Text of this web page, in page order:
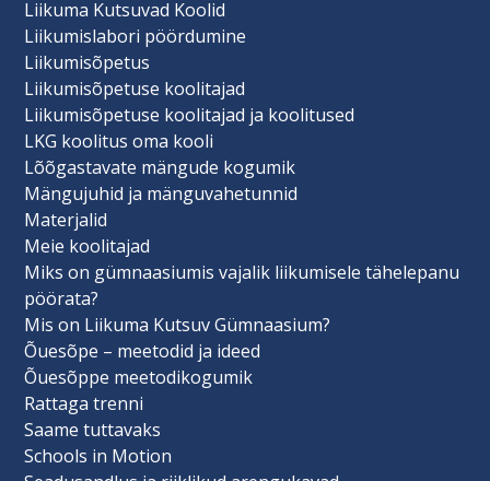
Liikuma Kutsuvad Koolid
Liikumislabori pöördumine
Liikumisõpetus
Liikumisõpetuse koolitajad
Liikumisõpetuse koolitajad ja koolitused
LKG koolitus oma kooli
Lõõgastavate mängude kogumik
Mängujuhid ja mänguvahetunnid
Materjalid
Meie koolitajad
Miks on gümnaasiumis vajalik liikumisele tähelepanu
pöörata?
Mis on Liikuma Kutsuv Gümnaasium?
Õuesõpe – meetodid ja ideed
Õuesõppe meetodikogumik
Rattaga trenni
Saame tuttavaks
Schools in Motion